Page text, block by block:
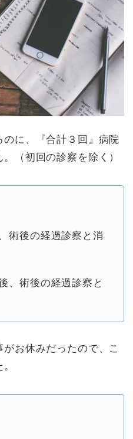
のに、『合計３回』病院
（初回の診察を除く）
術後の経過診察と消
、術後の経過診察と
お休みだったので、こ